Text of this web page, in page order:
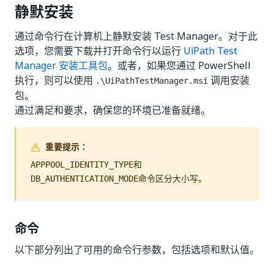
静默安装
通过命令行在计算机上静默安装 Test Manager。对于此
选项，您需要下载并打开命令行以运行 UiPath Test
Manager 安装工具包。或者，如果您通过 PowerShell
执行，则可以使用 .\UiPathTestManager.msi 调用安装
包。
通过满足和要求，确保您的环境已准备就绪。
重要提示：
APPPOOL_IDENTITY_TYPE和
DB_AUTHENTICATION_MODE命令区分大小写。
命令
以下部分列出了可用的命令行参数，包括选项和默认值。